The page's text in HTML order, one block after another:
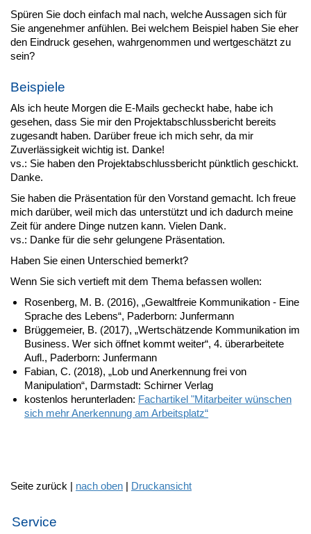
Spüren Sie doch einfach mal nach, welche Aussagen sich für
Sie angenehmer anfühlen. Bei welchem Beispiel haben Sie eher
den Eindruck gesehen, wahrgenommen und wertgeschätzt zu
sein?
Beispiele
Als ich heute Morgen die E-Mails gecheckt habe, habe ich
gesehen, dass Sie mir den Projektabschlussbericht bereits
zugesandt haben. Darüber freue ich mich sehr, da mir
Zuverlässigkeit wichtig ist. Danke!
vs.: Sie haben den Projektabschlussbericht pünktlich geschickt.
Danke.
Sie haben die Präsentation für den Vorstand gemacht. Ich freue
mich darüber, weil mich das unterstützt und ich dadurch meine
Zeit für andere Dinge nutzen kann. Vielen Dank.
vs.: Danke für die sehr gelungene Präsentation.
Haben Sie einen Unterschied bemerkt?
Wenn Sie sich vertieft mit dem Thema befassen wollen:
Rosenberg, M. B. (2016), „Gewaltfreie Kommunikation - Eine
Sprache des Lebens“, Paderborn: Junfermann
Brüggemeier, B. (2017), „Wertschätzende Kommunikation im
Business. Wer sich öffnet kommt weiter“, 4. überarbeitete
Aufl., Paderborn: Junfermann
Fabian, C. (2018), „Lob und Anerkennung frei von
Manipulation“, Darmstadt: Schirner Verlag
kostenlos herunterladen: Fachartikel "Mitarbeiter wünschen
sich mehr Anerkennung am Arbeitsplatz“
Seite zurück | nach oben | Druckansicht
Service